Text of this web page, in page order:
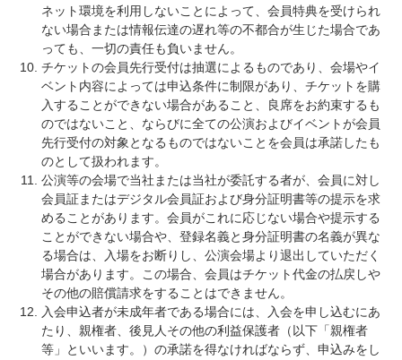
ネット環境を利用しないことによって、会員特典を受けられ
ない場合または情報伝達の遅れ等の不都合が生じた場合であ
っても、一切の責任も負いません。
チケットの会員先行受付は抽選によるものであり、会場やイ
ベント内容によっては申込条件に制限があり、チケットを購
入することができない場合があること、良席をお約束するも
のではないこと、ならびに全ての公演およびイベントが会員
先行受付の対象となるものではないことを会員は承諾したも
のとして扱われます。
公演等の会場で当社または当社が委託する者が、会員に対し
会員証またはデジタル会員証および身分証明書等の提示を求
めることがあります。会員がこれに応じない場合や提示する
ことができない場合や、登録名義と身分証明書の名義が異な
る場合は、入場をお断りし、公演会場より退出していただく
場合があります。この場合、会員はチケット代金の払戻しや
その他の賠償請求をすることはできません。
入会申込者が未成年者である場合には、入会を申し込むにあ
たり、親権者、後見人その他の利益保護者（以下「親権者
等」といいます。）の承諾を得なければならず、申込みをし